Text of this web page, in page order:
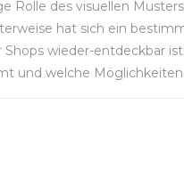
Rolle des visuellen
hat sich ein
Shops wieder-entdeckbar
und welche